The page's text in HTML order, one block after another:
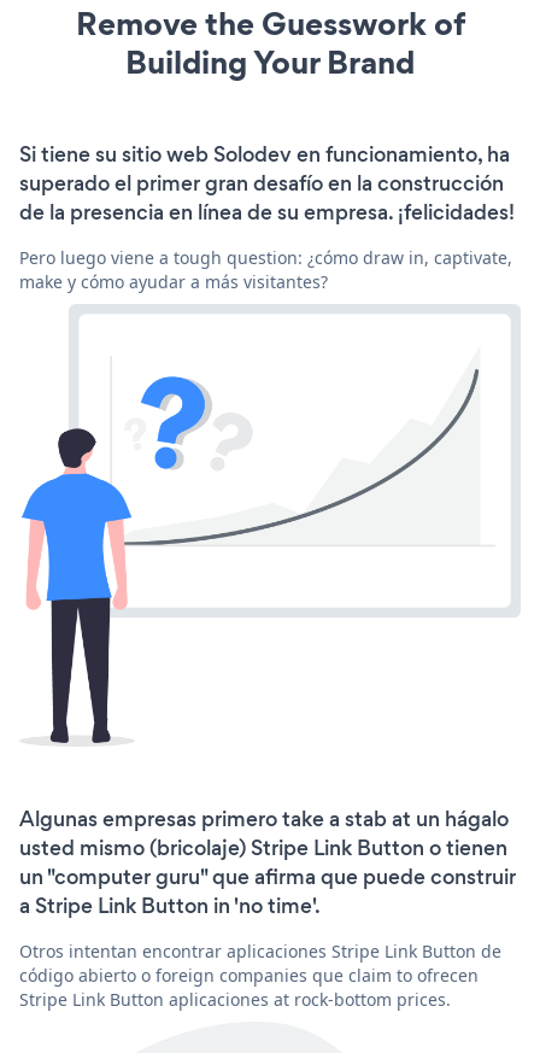
Remove the Guesswork of
Building Your Brand
Si tiene su sitio web Solodev en funcionamiento, ha
superado el primer gran desafío en la construcción
de la presencia en línea de su empresa. ¡felicidades!
Pero luego viene a tough question: ¿cómo draw in, captivate,
make y cómo ayudar a más visitantes?
Algunas empresas primero take a stab at un hágalo
usted mismo (bricolaje) Stripe Link Button o tienen
un "computer guru" que afirma que puede construir
a Stripe Link Button in 'no time'.
Otros intentan encontrar aplicaciones Stripe Link Button de
código abierto o foreign companies que claim to ofrecen
Stripe Link Button aplicaciones at rock-bottom prices.